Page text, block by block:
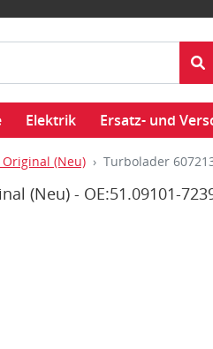
Elektrik Ersatz- und
(Neu) Turbolader
(Neu) - OE:51.09101-